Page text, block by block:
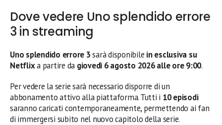
Dove vedere Uno splendido errore
3 in streaming
Uno splendido errore 3sarà disponibile in esclusiva su
Netflixa partire da giovedì 6 agosto 2026 alle ore 9:00.
Per vedere la serie sarà necessario disporre di un
abbonamento attivo alla piattaforma. Tutti i 10 episodi
saranno caricati contemporaneamente, permettendo ai fan
di immergersi subito nel nuovo capitolo della serie.